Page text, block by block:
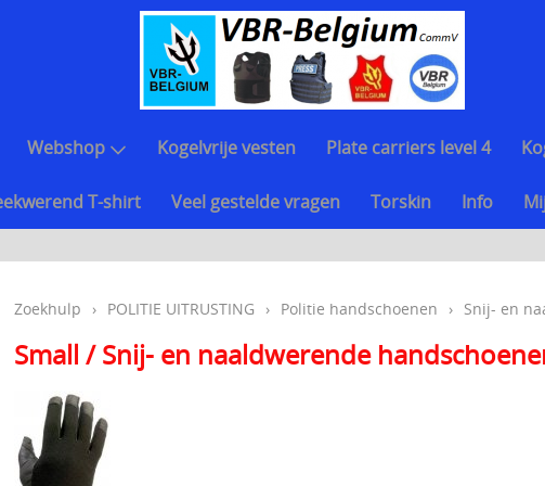
Webshop Kogelvrije vesten Plate carriers level 4
T-shirt Veel gestelde vragen Torskin Info
Zoekhulp › POLITIE UITRUSTING › Politie handschoenen › Snij- en
Small / Snij- en naaldwerende